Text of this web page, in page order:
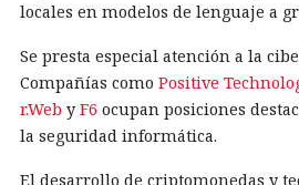
locales en modelos de lenguaje a
Se presta especial atención a la
Compañías como Positive
r.Web y F6 ocupan posiciones
la seguridad informática.
El desarrollo de criptomonedas y